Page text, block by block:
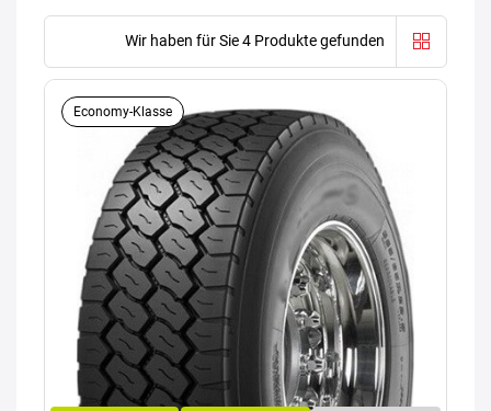
Wir haben für Sie 4 Produkte gefunden
Economy-Klasse